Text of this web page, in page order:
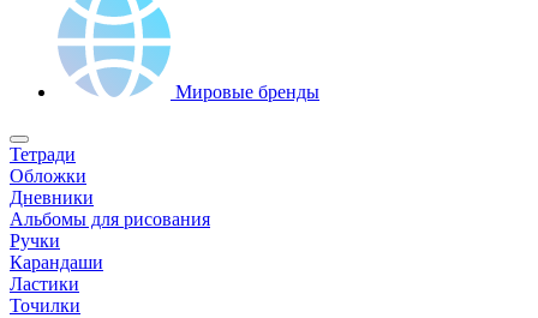
Мировые бренды
Тетради
Обложки
Дневники
Альбомы для рисования
Ручки
Карандаши
Ластики
Точилки